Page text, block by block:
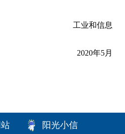
信息
年5月
阳光小信